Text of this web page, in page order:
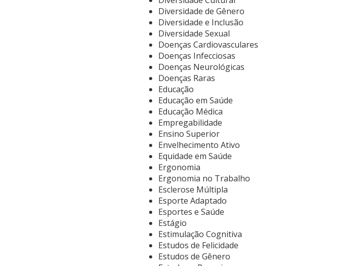
Diversidade de Gênero
Diversidade e Inclusão
Diversidade Sexual
Doenças Cardiovasculares
Doenças Infecciosas
Doenças Neurológicas
Doenças Raras
Educação
Educação em Saúde
Educação Médica
Empregabilidade
Ensino Superior
Envelhecimento Ativo
Equidade em Saúde
Ergonomia
Ergonomia no Trabalho
Esclerose Múltipla
Esporte Adaptado
Esportes e Saúde
Estágio
Estimulação Cognitiva
Estudos de Felicidade
Estudos de Gênero